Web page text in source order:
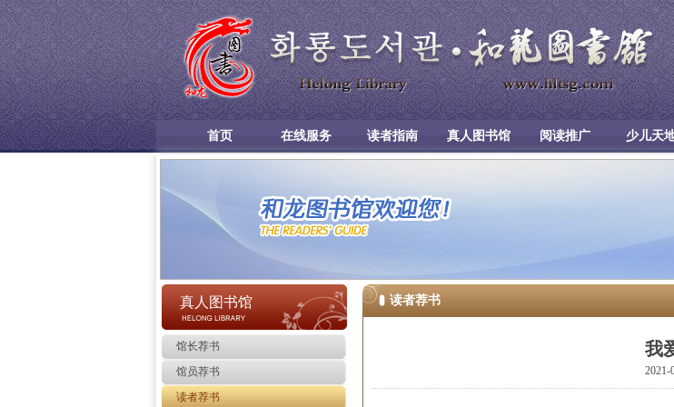
首页 在线服务 读者指南 真人图书馆 阅读推广 少儿天
真人图书馆
馆长荐书
馆员荐书
读者荐书
读者荐书
我
2021-